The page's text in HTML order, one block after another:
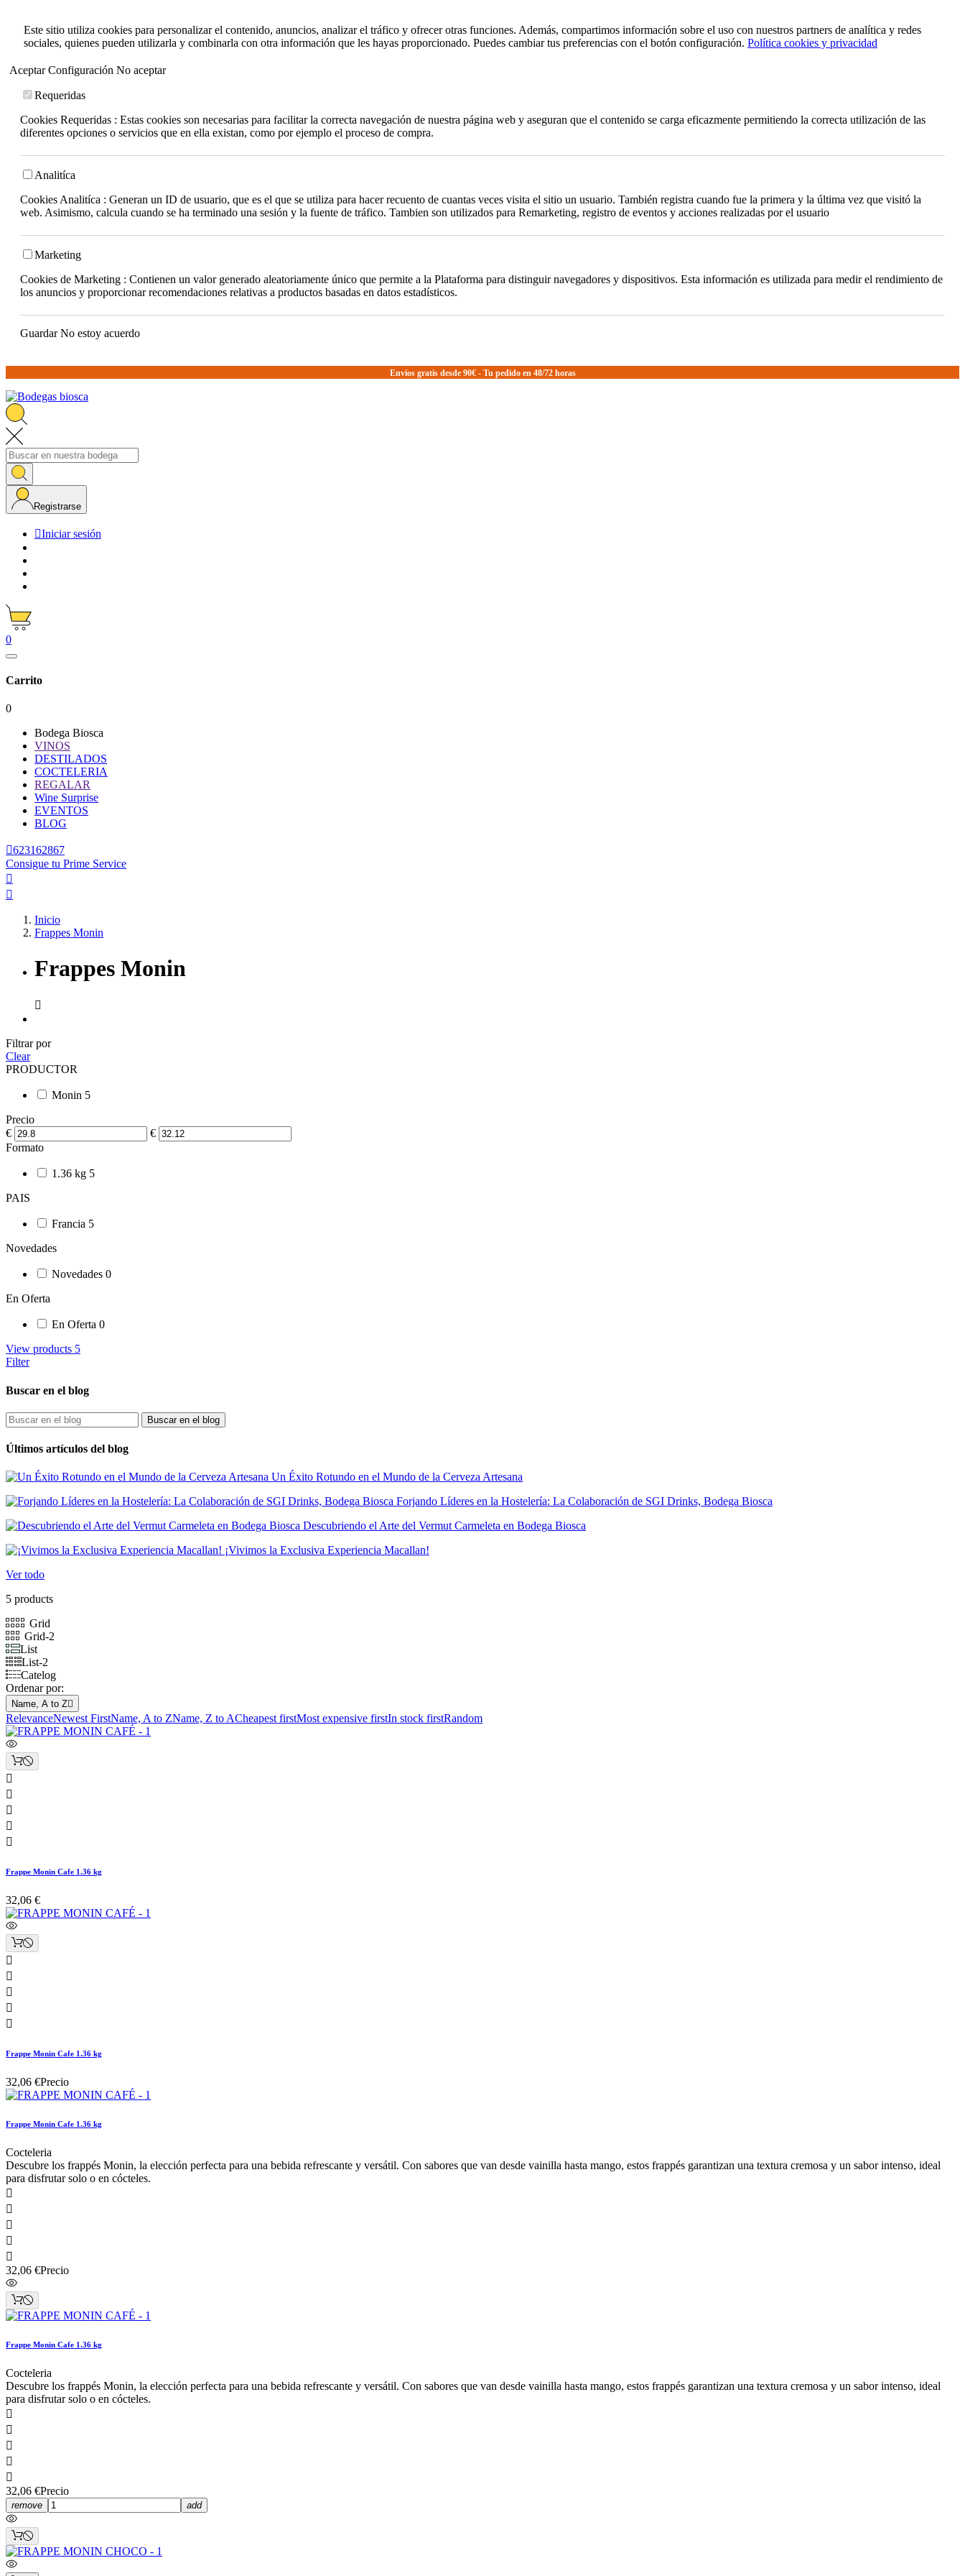
Este sitio utiliza cookies para personalizar el contenido, anuncios, analizar el tráfico y ofrecer otras funciones. Además, compartimos información sobre el uso con nuestros partners de analítica y redes
sociales, quienes pueden utilizarla y combinarla con otra información que les hayas proporcionado. Puedes cambiar tus preferencias con el botón configuración. Política cookies y privacidad
AceptarConfiguración No aceptar
Requeridas
Cookies Requeridas : Estas cookies son necesarias para facilitar la correcta navegación de nuestra página web y aseguran que el contenido se carga eficazmente permitiendo la correcta utilización de las
diferentes opciones o servicios que en ella existan, como por ejemplo el proceso de compra.
Analitíca
Cookies Analitíca : Generan un ID de usuario, que es el que se utiliza para hacer recuento de cuantas veces visita el sitio un usuario. También registra cuando fue la primera y la última vez que visitó la
web. Asimismo, calcula cuando se ha terminado una sesión y la fuente de tráfico. Tambien son utilizados para Remarketing, registro de eventos y acciones realizadas por el usuario
Marketing
Cookies de Marketing : Contienen un valor generado aleatoriamente único que permite a la Plataforma para distinguir navegadores y dispositivos. Esta información es utilizada para medir el rendimiento de
los anuncios y proporcionar recomendaciones relativas a productos basadas en datos estadísticos.
GuardarNo estoy acuerdo
Envíos gratis desde 90€ - Tu pedido en 48/72 horas
Registrarse
Iniciar sesión
0
Carrito
0
Bodega Biosca
VINOS
DESTILADOS
COCTELERIA
REGALAR
Wine Surprise
EVENTOS
BLOG
623162867
Consigue tu Prime Service


Inicio
Frappes Monin
Frappes Monin

Filtrar por
Clear
PRODUCTOR
Monin 5
Precio
€
€
Formato
1.36 kg 5
PAIS
Francia 5
Novedades
Novedades 0
En Oferta
En Oferta 0
View products 5
Filter
Buscar en el blog
Buscar en el blog
Últimos artículos del blog
Un Éxito Rotundo en el Mundo de la Cerveza Artesana
Forjando Líderes en la Hostelería: La Colaboración de SGI Drinks, Bodega Biosca
Descubriendo el Arte del Vermut Carmeleta en Bodega Biosca
¡Vivimos la Exclusiva Experiencia Macallan!
Ver todo
5 products
Grid
Grid-2
List
List-2
Catelog
Ordenar por:
Name, A to Z
RelevanceNewest FirstName, A to ZName, Z to ACheapest firstMost expensive firstIn stock firstRandom





Frappe Monin Cafe 1.36 kg
32,06 €





Frappe Monin Cafe 1.36 kg
32,06 €Precio
Frappe Monin Cafe 1.36 kg
Cocteleria
Descubre los frappés Monin, la elección perfecta para una bebida refrescante y versátil. Con sabores que van desde vainilla hasta mango, estos frappés garantizan una textura cremosa y un sabor intenso, ideal
para disfrutar solo o en cócteles.





32,06 €Precio
Frappe Monin Cafe 1.36 kg
Cocteleria
Descubre los frappés Monin, la elección perfecta para una bebida refrescante y versátil. Con sabores que van desde vainilla hasta mango, estos frappés garantizan una textura cremosa y un sabor intenso, ideal
para disfrutar solo o en cócteles.





32,06 €Precio
remove add